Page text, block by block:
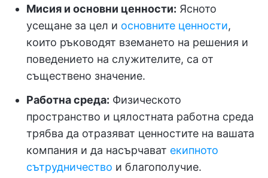
Мисия и основни ценности: Ясното
усещане за цел и основните ценности,
които ръководят вземането на решения и
поведението на служителите, са от
съществено значение.
Работна среда: Физическото
пространство и цялостната работна среда
трябва да отразяват ценностите на вашата
компания и да насърчават екипното
сътрудничество и благополучие.